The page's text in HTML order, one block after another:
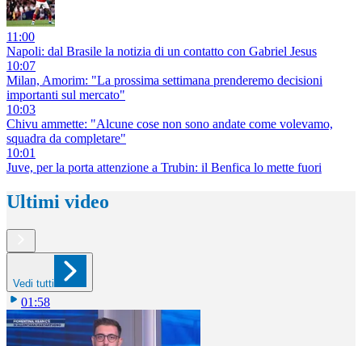
11:00
Napoli: dal Brasile la notizia di un contatto con Gabriel Jesus
10:07
Milan, Amorim: "La prossima settimana prenderemo decisioni
importanti sul mercato"
10:03
Chivu ammette: "Alcune cose non sono andate come volevamo,
squadra da completare"
10:01
Juve, per la porta attenzione a Trubin: il Benfica lo mette fuori
Ultimi video
Vedi tutti
01:58